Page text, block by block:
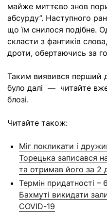
майже миттєво знов
абсурду”. Наступного
що їм снилося подібне.
скласти з фантиків
дроти, обертаючись за
Таким виявився перший
було далі — читайте
блозі.
Читайте також:
Міг покликати і
Торецька записався
та отримав його за 2
Термін придатності
Бахмуті викидати
COVID-19